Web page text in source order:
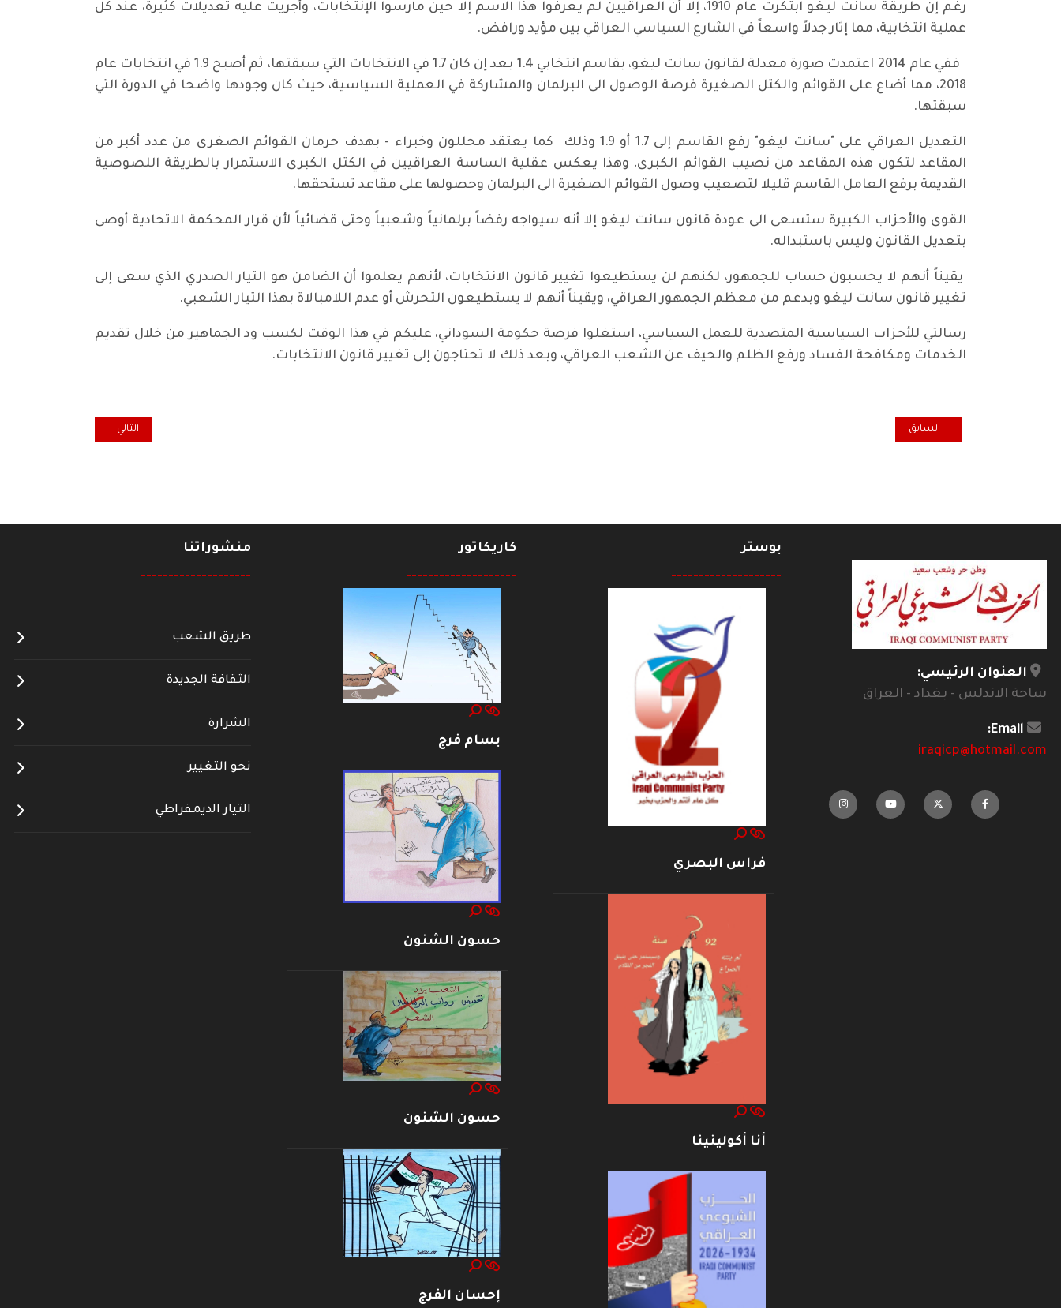
رغم إن طريقة سانت ليغو ابتكرت عام 1910، إلا أن العراقيين لم يعرفوا هذا الاسم إلا حين مارسوا الإنتخابات، وأجريت عليه تعديلات كثيرة، عند كل
عملية انتخابية، مما إثار جدلاً واسعاً في الشارع السياسي العراقي بين مؤيد ورافض.
ففي عام 2014 اعتمدت صورة معدلة لقانون سانت ليغو، بقاسم انتخابي 1.4 بعد إن كان 1.7 في الانتخابات التي سبقتها، ثم أصبح 1.9 في انتخابات عام
2018، مما أضاع على القوائم والكتل الصغيرة فرصة الوصول الى البرلمان والمشاركة في العملية السياسية، حيث كان وجودها واضحا في الدورة التي
سبقتها.
التعديل العراقي على "سانت ليغو" رفع القاسم إلى 1.7 أو 1.9 وذلك كما يعتقد محللون وخبراء - بهدف حرمان القوائم الصغرى من عدد أكبر من
المقاعد لتكون هذه المقاعد من نصيب القوائم الكبرى، وهذا يعكس عقلية الساسة العراقيين في الكتل الكبرى الاستمرار بالطريقة اللصوصية
القديمة برفع العامل القاسم قليلا لتصعيب وصول القوائم الصغيرة الى البرلمان وحصولها على مقاعد تستحقها.
القوى والأحزاب الكبيرة ستسعى الى عودة قانون سانت ليغو إلا أنه سيواجه رفضاً برلمانياً وشعبياً وحتى قضائياً لأن قرار المحكمة الاتحادية أوصى
بتعديل القانون وليس باستبداله.
يقيناً أنهم لا يحسبون حساب للجمهور، لكنهم لن يستطيعوا تغيير قانون الانتخابات، لأنهم يعلموا أن الضامن هو التيار الصدري الذي سعى إلى
تغيير قانون سانت ليغو وبدعم من معظم الجمهور العراقي، ويقيناً أنهم لا يستطيعون التحرش أو عدم اللامبالاة بهذا التيار الشعبي.
رسالتي للأحزاب السياسية المتصدية للعمل السياسي، استغلوا فرصة حكومة السوداني، عليكم في هذا الوقت لكسب ود الجماهير من خلال تقديم
الخدمات ومكافحة الفساد ورفع الظلم والحيف عن الشعب العراقي، وبعد ذلك لا تحتاجون إلى تغيير قانون الانتخابات.
المقال السابق: لاشيء سوى كلمات
السابق المقال التالي: العنف الأسري
التالي
العنوان الرئيسي:
ساحة الاندلس - بغداد - العراق
Email:
iraqicp@hotmail.com
بوستر
--------------------
فراس البصري
أنا أكولينينا
كاريكاتور
--------------------
بسام فرج
حسون الشنون
حسون الشنون
إحسان الفرج
منشوراتنا
--------------------
طريق الشعب
الثقافة الجديدة
الشرارة
نحو التغيير
التيار الديمقراطي